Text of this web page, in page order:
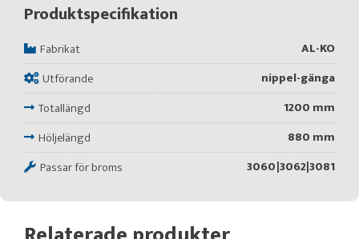
Produktspecifikation
Fabrikat
AL-KO
Utförande
nippel-gänga
Totallängd
1200 mm
Höljelängd
880 mm
Passar för broms
3060|3062|3081